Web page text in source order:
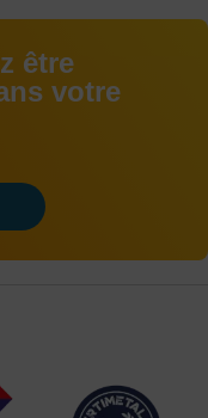
être
votre